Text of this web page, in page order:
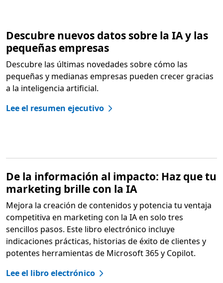
Descubre nuevos datos sobre la IA y las
pequeñas empresas
Descubre las últimas novedades sobre cómo las
pequeñas y medianas empresas pueden crecer gracias
a la inteligencia artificial.
Lee el resumen ejecutivo
De la información al impacto: Haz que tu
marketing brille con la IA
Mejora la creación de contenidos y potencia tu ventaja
competitiva en marketing con la IA en solo tres
sencillos pasos. Este libro electrónico incluye
indicaciones prácticas, historias de éxito de clientes y
potentes herramientas de Microsoft 365 y Copilot.
Lee el libro electrónico